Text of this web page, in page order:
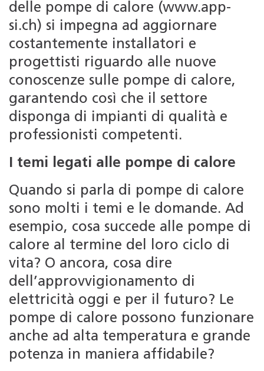
delle pompe di calore (www.app-
si.ch) si impegna ad aggiornare
costantemente installatori e
progettisti riguardo alle nuove
conoscenze sulle pompe di calore,
garantendo così che il settore
disponga di impianti di qualità e
professionisti competenti.
I temi legati alle pompe di calore
Quando si parla di pompe di calore
sono molti i temi e le domande. Ad
esempio, cosa succede alle pompe di
calore al termine del loro ciclo di
vita? O ancora, cosa dire
dell’approvvigionamento di
elettricità oggi e per il futuro? Le
pompe di calore possono funzionare
anche ad alta temperatura e grande
potenza in maniera affidabile?